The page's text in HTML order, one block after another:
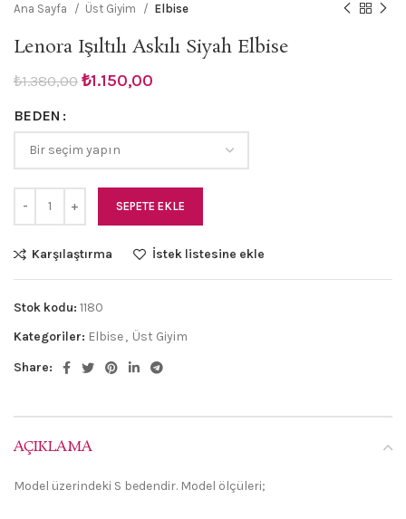
Ana Sayfa Üst Giyim Elbise
Lenora Işıltılı Askılı Siyah Elbise
₺1.380,00 Orijinal
₺1.150,00
₺1.150,00.
BEDEN
SEPETE EKLE
Karşılaştırma İstek listesine ekle
Stok kodu: 1180
Kategoriler: Elbise, Üst Giyim
Share:
AÇIKLAMA
Model üzerindeki S bedendir. Model ölçüleri;